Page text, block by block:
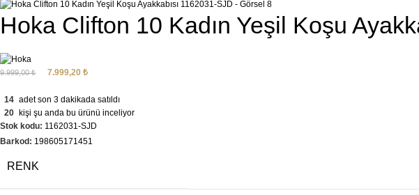
Hoka Clifton 10 Kadın Yeşil Koşu
9.999,00₺ 7.999,20 ₺
14 adet son 3 dakikada satıldı
20 kişi şu anda bu ürünü inceliyor
Stok kodu: 1162031-SJD
Barkod: 198605171451
RENK